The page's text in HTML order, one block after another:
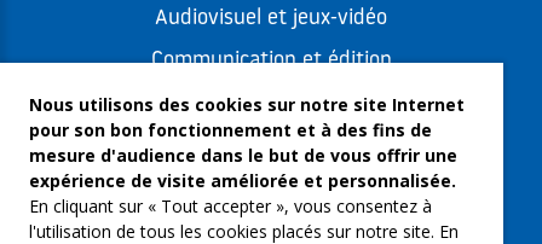
Audiovisuel et jeux-vidéo
Communication et édition
Freelances et artistes-auteurs
Musique et spectacles
Qui sommes-nous ?
Groupe Emargence
Nous utilisons des cookies sur notre site Internet
pour son bon fonctionnement et à des fins de
mesure d'audience dans le but de vous offrir une
expérience de visite améliorée et personnalisée.
En cliquant sur « Tout accepter », vous consentez à
l'utilisation de tous les cookies placés sur notre site. En